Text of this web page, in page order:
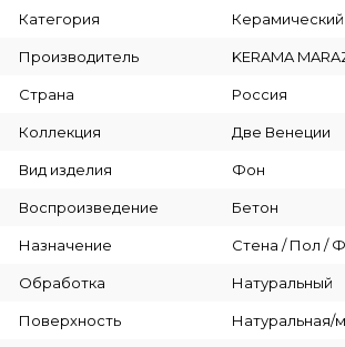
Категория Керамический
Производитель KERAMA
Страна Россия
Коллекция Две Венеции
Вид изделия Фон
Воспроизведение Бетон
Назначение Стена / Пол /
Обработка Натуральный
Поверхность Натуральная/